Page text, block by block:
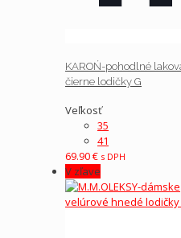
KAROŃ-pohodlné
čierne lodičky G
Veľkosť
35
41
69.90€ s DPH
V zľave